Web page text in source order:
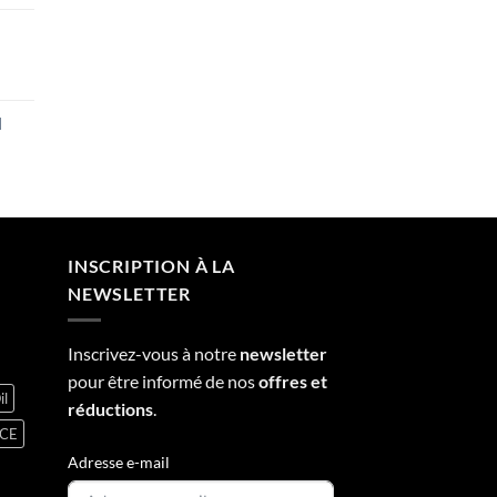
INSCRIPTION À LA
NEWSLETTER
Inscrivez-vous à notre newsletter
pour être informé de nosoffres et
réductions.
Adresse e-mail